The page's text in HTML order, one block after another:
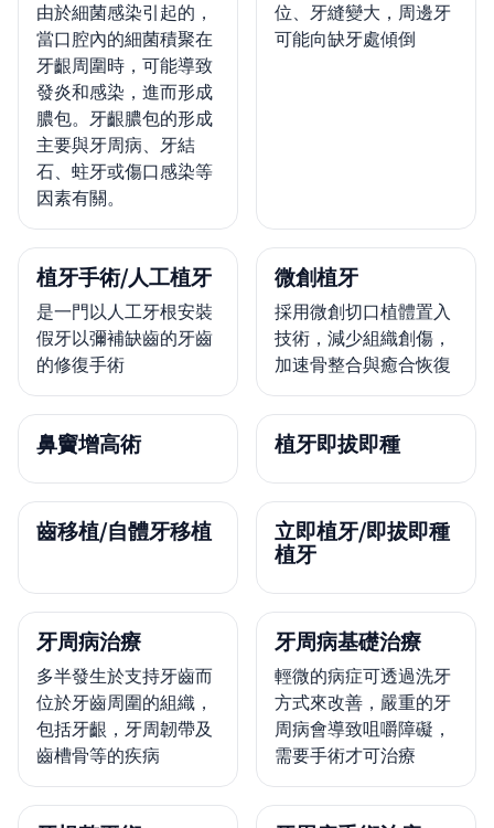
由於細菌感染引起的，
當口腔內的細菌積聚在
牙齦周圍時，可能導致
發炎和感染，進而形成
膿包。牙齦膿包的形成
主要與牙周病、牙結
石、蛀牙或傷口感染等
因素有關。
位、牙縫變大，周邊牙
可能向缺牙處傾倒
植牙手術/人工植牙
是一門以人工牙根安裝
假牙以彌補缺齒的牙齒
的修復手術
微創植牙
採用微創切口植體置入
技術，減少組織創傷，
加速骨整合與癒合恢復
鼻竇增高術 植牙即拔即種
齒移植/自體牙移植
立即植牙/即拔即種
植牙
牙周病治療
多半發生於支持牙齒而
位於牙齒周圍的組織，
包括牙齦，牙周韌帶及
齒槽骨等的疾病
牙周病基礎治療
輕微的病症可透過洗牙
方式來改善，嚴重的牙
周病會導致咀嚼障礙，
需要手術才可治療